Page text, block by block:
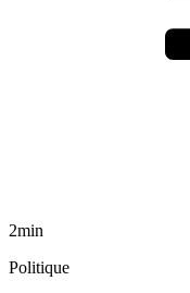
2min
Politique